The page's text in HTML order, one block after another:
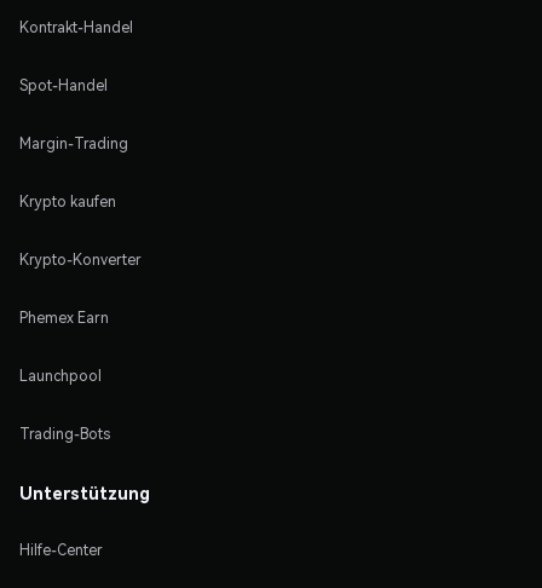
Kontrakt-Handel
Spot-Handel
Margin-Trading
Krypto kaufen
Krypto-Konverter
Phemex Earn
Launchpool
Trading-Bots
Unterstützung
Hilfe-Center